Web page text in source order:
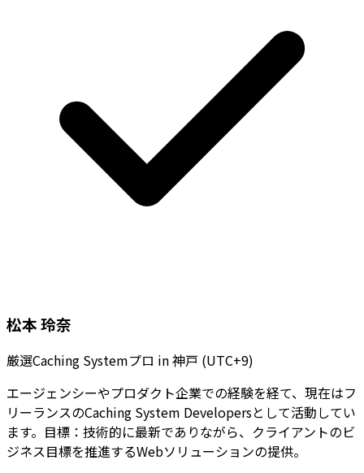
松本 玲奈
厳選Caching Systemプロ in神戸 (UTC+9)
エージェンシーやプロダクト企業での経験を経て、現在はフ
リーランスのCaching System Developersとして活動してい
ます。目標：技術的に最新でありながら、クライアントのビ
ジネス目標を推進するWebソリューションの提供。